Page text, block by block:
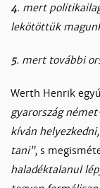
4. mert
le­kö­töt­tük
5. mert to­váb­bi
Werth Hen­rik
gyaror­szág
kí­ván
ta­ni”, s
ha­la­dék­ta­la­nul